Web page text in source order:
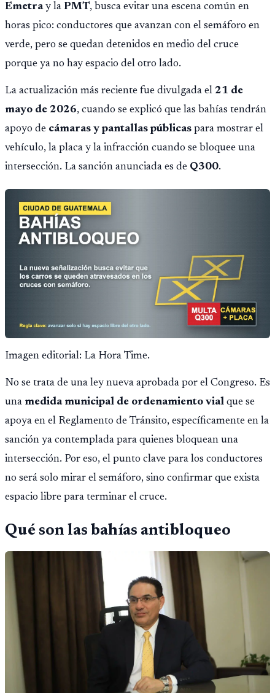
Emetray la PMT, busca evitar una escena común en
horas pico: conductores que avanzan con el semáforo en
verde, pero se quedan detenidos en medio del cruce
porque ya no hay espacio del otro lado.
La actualización más reciente fue divulgada el 21 de
mayo de 2026, cuando se explicó que las bahías tendrán
apoyo de cámaras y pantallas públicas para mostrar el
vehículo, la placa y la infracción cuando se bloquee una
intersección. La sanción anunciada es de Q300.
Imagen editorial: La Hora Time.
No se trata de una ley nueva aprobada por el Congreso. Es
una medida municipal de ordenamiento vial que se
apoya en el Reglamento de Tránsito, específicamente en la
sanción ya contemplada para quienes bloquean una
intersección. Por eso, el punto clave para los conductores
no será solo mirar el semáforo, sino confirmar que exista
espacio libre para terminar el cruce.
Qué son las bahías antibloqueo